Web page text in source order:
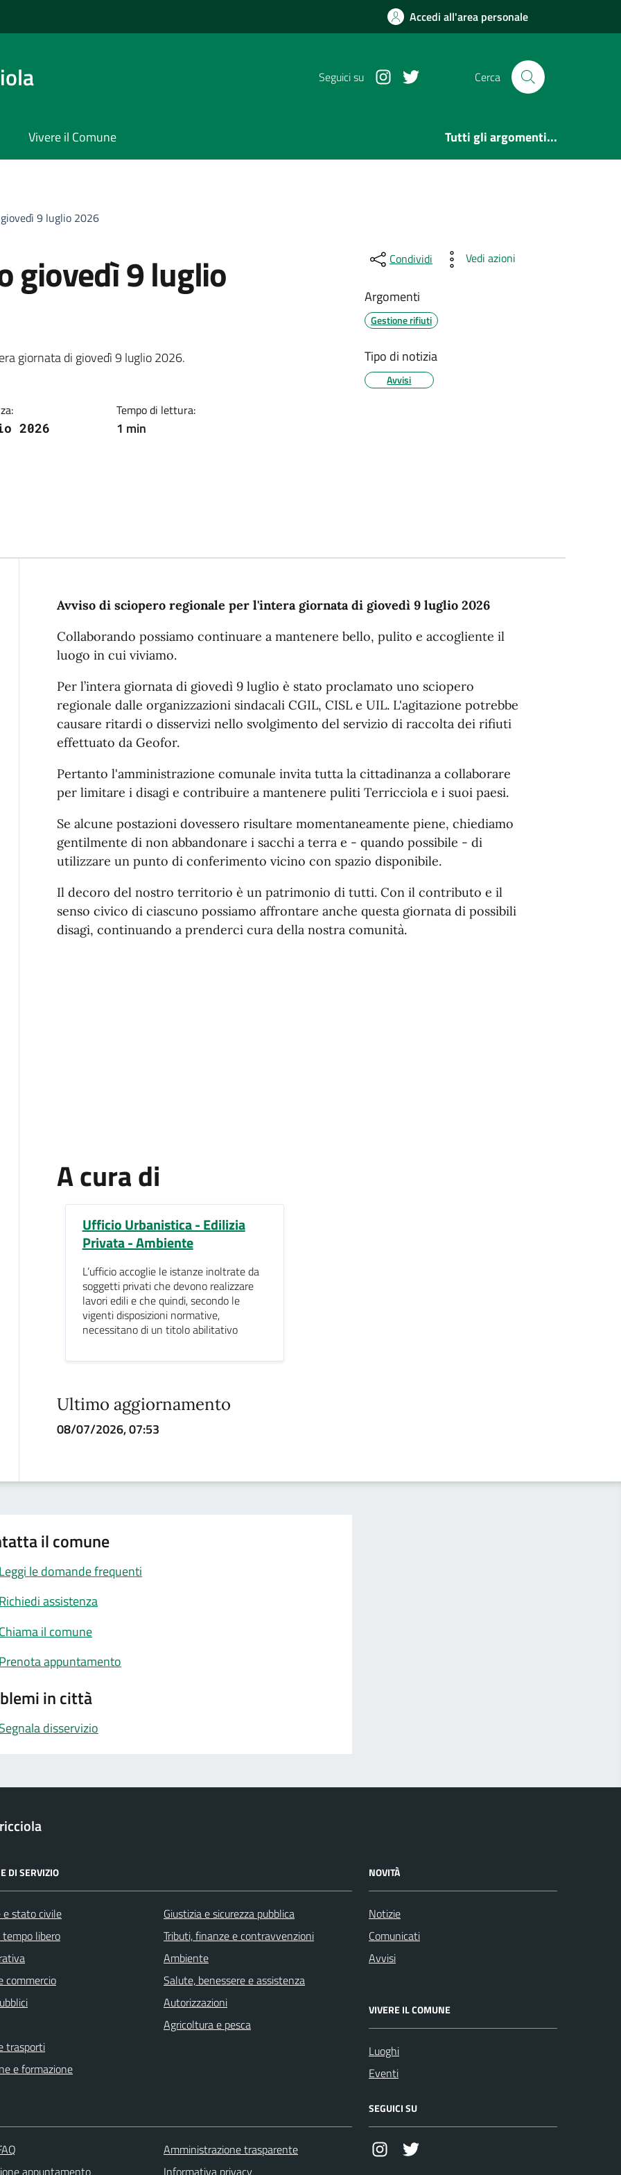
Accedi all'area personale
Seguici su InstagramTwitter Cerca
Vivere il Comune Tutti gli argomenti...
9 luglio 2026
giovedì 9 luglio
giornata di giovedì 9 luglio 2026.
2026
Tempo di lettura:
1 min
Condividi Vedi azioni
Argomenti
Gestione rifiuti
Tipo di notizia
Avvisi
Descrizione
Avviso di sciopero regionale per l'intera giornata di giovedì 9 luglio 2026
Collaborando possiamo continuare a mantenere bello, pulito e accogliente il
luogo in cui viviamo.
Per l’intera giornata di giovedì 9 luglio è stato proclamato uno sciopero
regionale dalle organizzazioni sindacali CGIL, CISL e UIL. L'agitazione potrebbe
causare ritardi o disservizi nello svolgimento del servizio di raccolta dei rifiuti
effettuato da Geofor.
Pertanto l'amministrazione comunale invita tutta la cittadinanza a collaborare
per limitare i disagi e contribuire a mantenere puliti Terricciola e i suoi paesi.
Se alcune postazioni dovessero risultare momentaneamente piene, chiediamo
gentilmente di non abbandonare i sacchi a terra e - quando possibile - di
utilizzare un punto di conferimento vicino con spazio disponibile.
Il decoro del nostro territorio è un patrimonio di tutti. Con il contributo e il
senso civico di ciascuno possiamo affrontare anche questa giornata di possibili
disagi, continuando a prenderci cura della nostra comunità.
A cura di
Ufficio Urbanistica - Edilizia
Privata - Ambiente
L’ufficio accoglie le istanze inoltrate da
soggetti privati che devono realizzare
lavori edili e che quindi, secondo le
vigenti disposizioni normative,
necessitano di un titolo abilitativo
Ultimo aggiornamento
08/07/2026, 07:53
il comune
le domande frequenti
assistenza
il comune
appuntamento
in città
disservizio
DI SERVIZIO
e stato civile
libero
commercio
trasporti
e formazione
Giustizia e sicurezza pubblica
Tributi, finanze e contravvenzioni
Ambiente
Salute, benessere e assistenza
Autorizzazioni
Agricoltura e pesca
NOVITÀ
Notizie
Comunicati
Avvisi
VIVERE IL COMUNE
Luoghi
Eventi
Amministrazione trasparente
SEGUICI SU
InstagramTwitter